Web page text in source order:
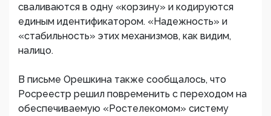
сваливаются в одну «корзину» и кодируются
единым идентификатором. «Надежность» и
«стабильность» этих механизмов, как видим,
налицо.
В письме Орешкина также сообщалось, что
Росреестр решил повременить с переходом на
обеспечиваемую «Ростелекомом» систему